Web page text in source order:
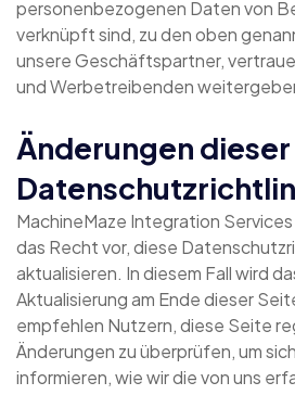
personenbezogenen Daten von
verknüpft sind, zu den oben
unsere Geschäftspartner,
und Werbetreibenden
Änderungen dieser
MachineMaze Integration
das Recht vor, diese
aktualisieren. In diesem Fall wird
Aktualisierung am Ende dieser
empfehlen Nutzern, diese Seite
Änderungen zu überprüfen, um
informieren, wie wir die von uns